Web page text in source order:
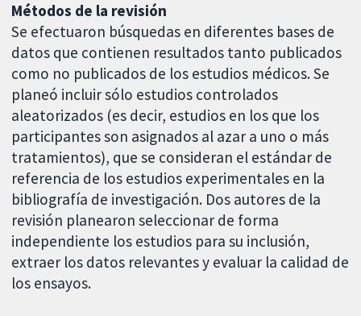
Métodos de la revisión
Se efectuaron búsquedas en diferentes bases de
datos que contienen resultados tanto publicados
como no publicados de los estudios médicos. Se
planeó incluir sólo estudios controlados
aleatorizados (es decir, estudios en los que los
participantes son asignados al azar a uno o más
tratamientos), que se consideran el estándar de
referencia de los estudios experimentales en la
bibliografía de investigación. Dos autores de la
revisión planearon seleccionar de forma
independiente los estudios para su inclusión,
extraer los datos relevantes y evaluar la calidad de
los ensayos.